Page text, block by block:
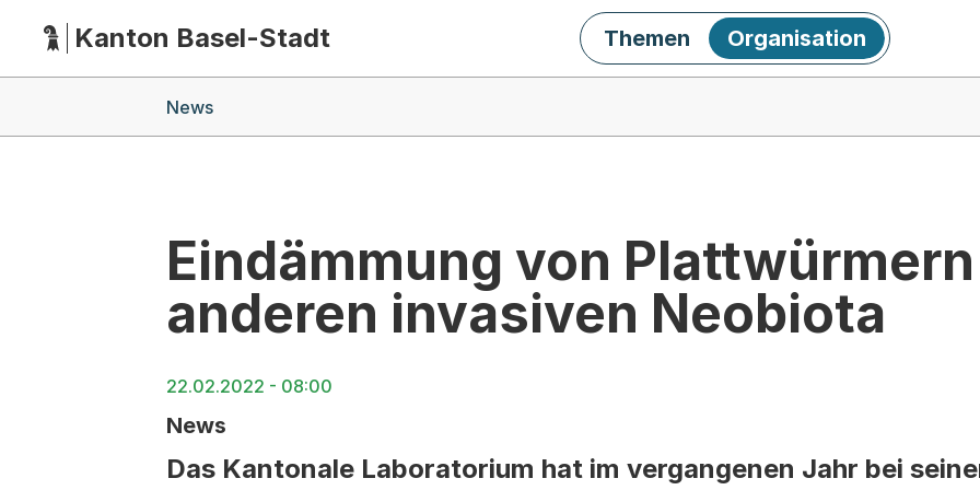
HauptnavigationKanton Basel-Stadt Themen Organisation
News
Eindämmung von
anderen invasiven Neobiota
22.02.2022 - 08:00
News
Das Kantonale Laboratorium hat im vergangenen Jahr bei